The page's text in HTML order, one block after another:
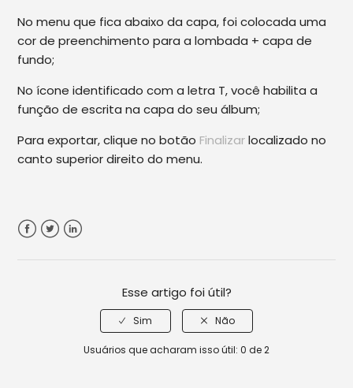
No menu que fica abaixo da capa, foi colocada uma
cor de preenchimento para a lombada + capa de
fundo;
No ícone identificado com a letra T, você habilita a
função de escrita na capa do seu álbum;
Para exportar, clique no botão Finalizarlocalizado no
canto superior direito do menu.
Esse artigo foi útil?
Usuários que acharam isso útil: 0 de 2